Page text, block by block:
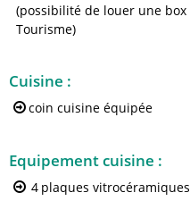
(possibilité de louer une
Tourisme)
Cuisine :
coin cuisine équipée
Equipement cuisine :
4 plaques vitrocéramiques